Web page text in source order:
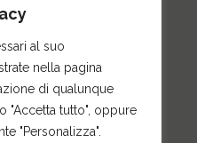
al suo
nella pagina
di qualunque
"Accetta tutto", oppure
"Personalizza".
e note legali
policy